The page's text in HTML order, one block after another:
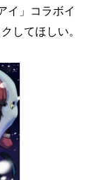
イ」コラボイ
してほしい。